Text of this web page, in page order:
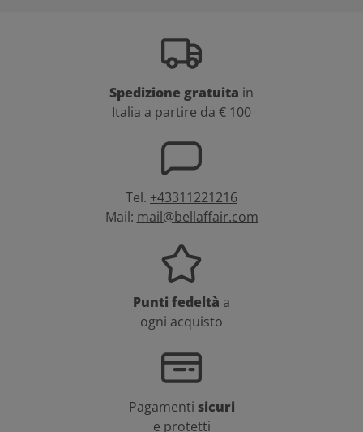
Spedizione gratuita in
Italia a partire da € 100
Tel. +43311221216
Mail: mail@bellaffair.com
Punti fedeltà a
ogni acquisto
Pagamenti sicuri
e protetti